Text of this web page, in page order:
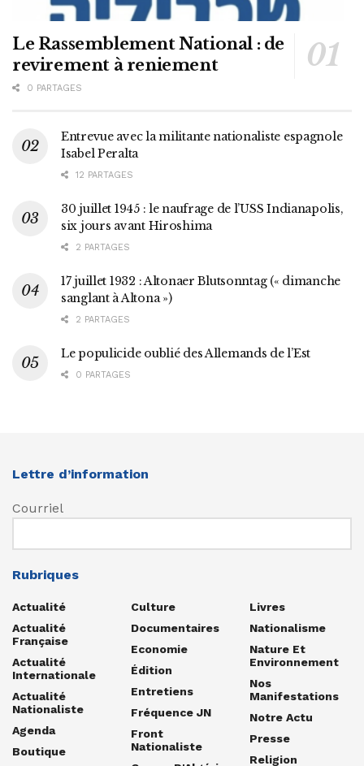
Le Rassemblement National : de
revirement à reniement
0 PARTAGES
Entrevue avec la militante nationaliste espagnole
Isabel Peralta
12 PARTAGES
30 juillet 1945 : le naufrage de l’USS Indianapolis,
six jours avant Hiroshima
2 PARTAGES
17 juillet 1932 : Altonaer Blutsonntag (« dimanche
sanglant à Altona »)
2 PARTAGES
Le populicide oublié des Allemands de l’Est
0 PARTAGES
Lettre d’information
Courriel
Rubriques
Actualité
Actualité
Française
Actualité
Internationale
Actualité
Nationaliste
Agenda
Boutique
Culture
Documentaires
Economie
Édition
Entretiens
Fréquence JN
Front
Nationaliste
Livres
Nationalisme
Nature Et
Environnement
Nos
Manifestations
Notre Actu
Presse
Religion